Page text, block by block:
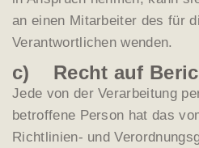
an einen Mitarbeiter des für
Verantwortlichen wenden.
c) Recht auf
Jede von der Verarbeitung
betroffene Person hat das
Richtlinien- und